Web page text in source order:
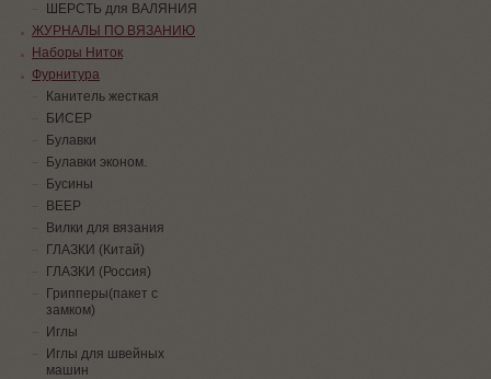
ШЕРСТЬ для ВАЛЯНИЯ
ЖУРНАЛЫ ПО ВЯЗАНИЮ
Наборы Ниток
Фурнитура
Канитель жесткая
БИСЕР
Булавки
Булавки эконом.
Бусины
ВЕЕР
Вилки для вязания
ГЛАЗКИ (Китай)
ГЛАЗКИ (Россия)
Грипперы(пакет с
замком)
Иглы
Иглы для швейных
машин